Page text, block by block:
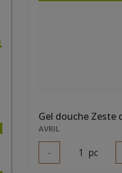
AVRIL
- 1 pc